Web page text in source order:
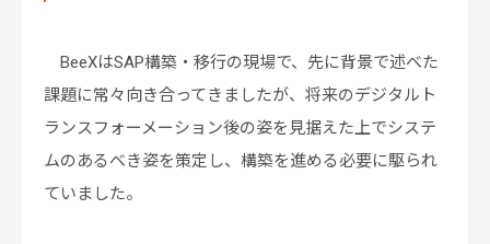
BeeXはSAP構築・移行の現場で、先に背景で述べた
課題に常々向き合ってきましたが、将来のデジタルト
ランスフォーメーション後の姿を見据えた上でシステ
ムのあるべき姿を策定し、構築を進める必要に駆られ
ていました。